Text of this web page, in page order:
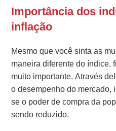
Importância dos
inflação
Mesmo que você sinta as
maneira diferente do índice,
muito importante. Através
o desempenho do mercado,
se o poder de compra da
sendo reduzido.